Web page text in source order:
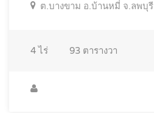
ต.บางขาม อ.บ้านหมี่ จ.ลพบุรี
4 ไร่ 93 ตารางวา